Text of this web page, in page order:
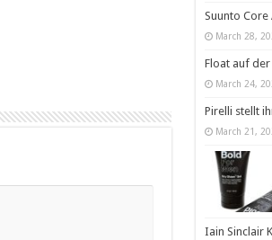
Suunto
March 28,
Float auf
March 24,
Pirelli stellt
March 21,
Iain Sinclair